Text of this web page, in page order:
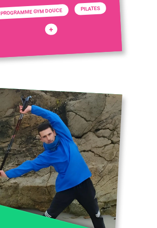
PROGRAMME GYM DOUCE PILATES
+